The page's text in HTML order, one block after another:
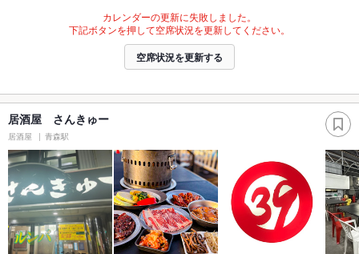
カレンダーの更新に失敗しました。
下記ボタンを押して空席状況を更新してください。
空席状況を更新する
居酒屋 さんきゅー
居酒屋 青森駅